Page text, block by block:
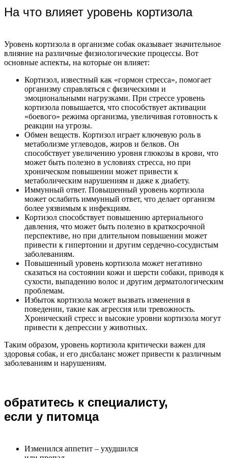
На что влияет уровень кортизола
Уровень кортизола в организме собак оказывает значительное
влияние на различные физиологические процессы. Вот
основные аспекты, на которые он влияет:
Кортизол, известный как «гормон стресса», помогает
организму справляться с физическими и
эмоциональными нагрузками. При стрессе уровень
кортизола повышается, что способствует активации
«боевого» режима организма, увеличивая готовность к
реакции на угрозы.
Обмен веществ. Кортизол играет ключевую роль в
метаболизме углеводов, жиров и белков. Он
способствует увеличению уровня глюкозы в крови, что
может быть полезно в условиях стресса, но при
хроническом повышении может привести к
метаболическим нарушениям и даже к диабету.
Иммунный ответ. Повышенный уровень кортизола
может ослабить иммунный ответ, что делает организм
более уязвимым к инфекциям.
Кортизол способствует повышению артериального
давления, что может быть полезно в краткосрочной
перспективе, но при длительном повышении может
привести к гипертонии и другим сердечно-сосудистым
заболеваниям.
Повышенный уровень кортизола может негативно
сказаться на состоянии кожи и шерсти собаки, приводя к
сухости, выпадению волос и другим дерматологическим
проблемам.
Избыток кортизола может вызвать изменения в
поведении, такие как агрессия или тревожность.
Хронический стресс и высокие уровни кортизола могут
привести к депрессии у животных.
Таким образом, уровень кортизола критически важен для
здоровья собак, и его дисбаланс может привести к различным
заболеваниям и нарушениям.
обратитесь к специалисту,
если у питомца
Изменился аппетит – ухудшился